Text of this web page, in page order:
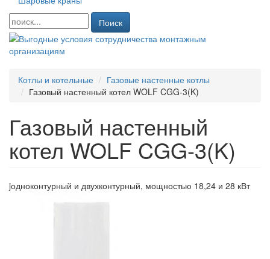
Поиск
Котлы и котельные
Газовые настенные котлы
Газовый настенный котел WOLF CGG-3(K)
Газовый настенный
котел WOLF CGG-3(K)
jодноконтурный и двухконтурный, мощностью 18,24 и 28 кВт